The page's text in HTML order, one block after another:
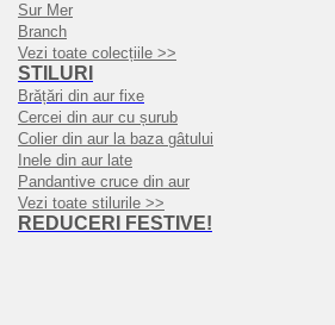
Sur Mer
Branch
Vezi toate colecțiile >>
STILURI
Brățări din aur fixe
Cercei din aur cu șurub
Colier din aur la baza gâtului
Inele din aur late
Pandantive cruce din aur
Vezi toate stilurile >>
REDUCERI FESTIVE!